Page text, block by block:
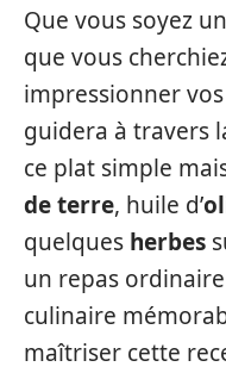
Que vous soyez
que vous
impressionner
guidera à travers
ce plat simple
de terre, huile d’
quelques herbes
un repas
culinaire
maîtriser cette